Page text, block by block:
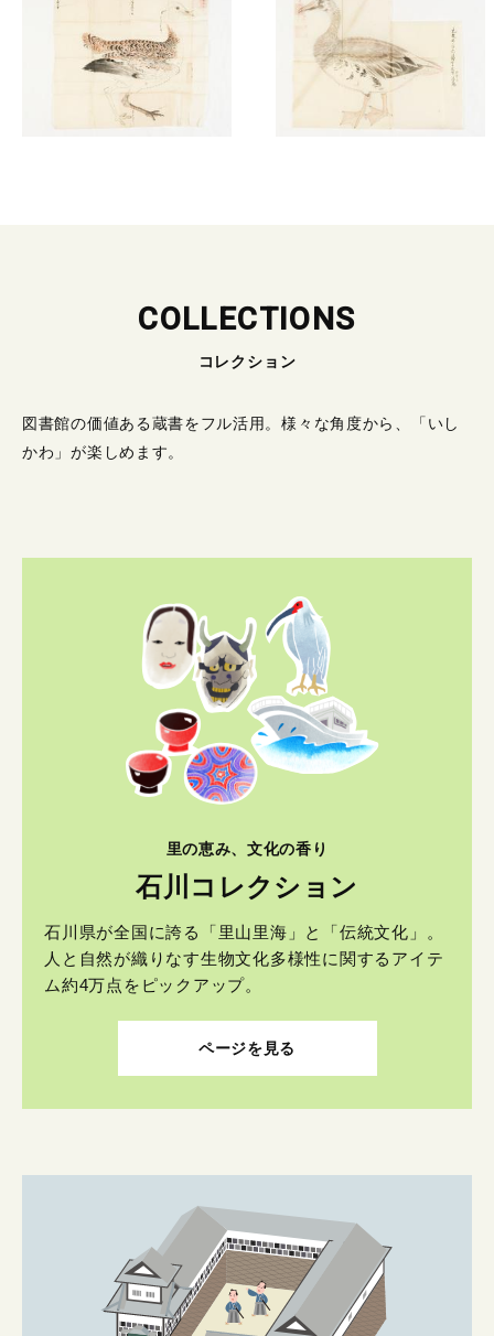
COLLECTIONS
コレクション
図書館の価値ある蔵書をフル活用。様々な角度から、「いし
かわ」が楽しめます。
里の恵み、文化の香り
石川コレクション
石川県が全国に誇る「里山里海」と「伝統文化」。
人と自然が織りなす生物文化多様性に関するアイテ
ム約4万点をピックアップ。
ページを見る